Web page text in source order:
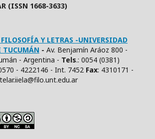
(ISSN 1668-3633)
FILOSOFÍA Y LETRAS -UNIVERSIDAD
TUCUMÁN - Av. Benjamín Aráoz 800 -
- Argentina - Tels.: 0054 (0381)
- 4222146 - Int. 7452 Fax: 4310171 -